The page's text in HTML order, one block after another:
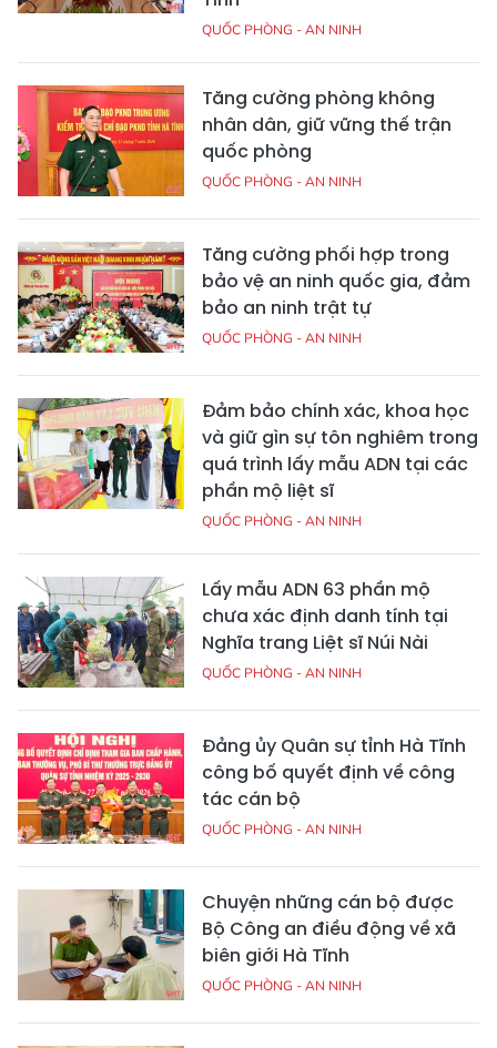
QUỐC PHÒNG - AN NINH
Tăng cường phòng không
nhân dân, giữ vững thế trận
quốc phòng
QUỐC PHÒNG - AN NINH
Tăng cường phối hợp trong
bảo vệ an ninh quốc gia, đảm
bảo an ninh trật tự
QUỐC PHÒNG - AN NINH
Đảm bảo chính xác, khoa học
và giữ gìn sự tôn nghiêm trong
quá trình lấy mẫu ADN tại các
phần mộ liệt sĩ
QUỐC PHÒNG - AN NINH
Lấy mẫu ADN 63 phần mộ
chưa xác định danh tính tại
Nghĩa trang Liệt sĩ Núi Nài
QUỐC PHÒNG - AN NINH
Đảng ủy Quân sự tỉnh Hà Tĩnh
công bố quyết định về công
tác cán bộ
QUỐC PHÒNG - AN NINH
Chuyện những cán bộ được
Bộ Công an điều động về xã
biên giới Hà Tĩnh
QUỐC PHÒNG - AN NINH